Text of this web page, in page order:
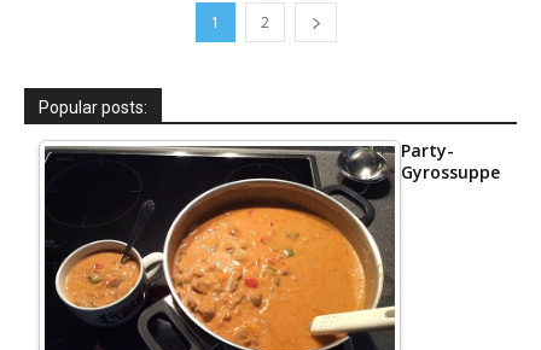
1 2
Popular posts:
Party-
Gyrossuppe